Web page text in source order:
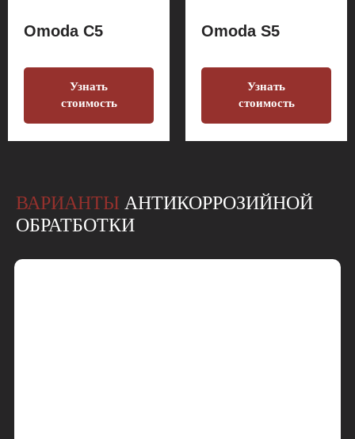
Omoda C5
Узнать
стоимость
Omoda S5
Узнать
стоимость
ВАРИАНТЫ АНТИКОРРОЗИЙНОЙ
ОБРАТБОТКИ